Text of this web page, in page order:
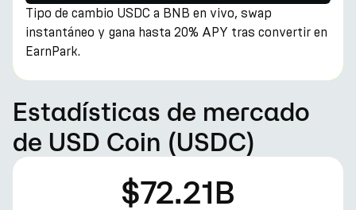
Tipo de cambio USDC a BNB en vivo, swap
instantáneo y gana hasta 20% APY tras convertir en
EarnPark.
Estadísticas de mercado
de USD Coin (USDC)
$72.21B